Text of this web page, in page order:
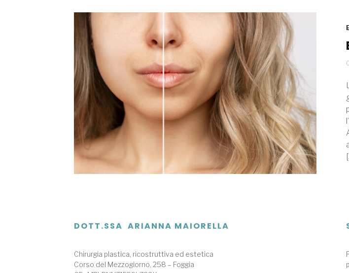
DOTT.SSA ARIANNA MAIORELLA
Chirurgia plastica, ricostruttiva ed estetica
Corso del Mezzogiorno, 258 – Foggia